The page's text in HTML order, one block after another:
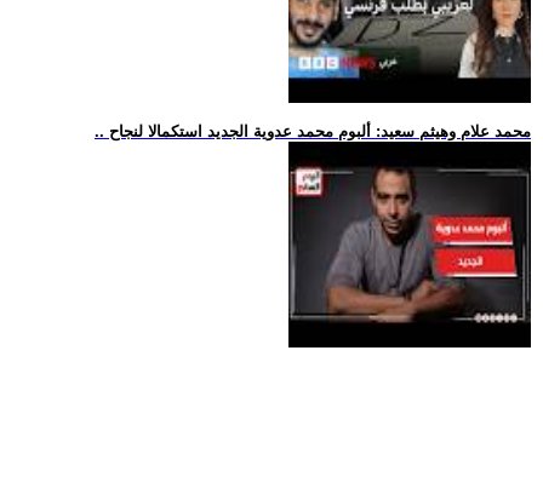
.. محمد علام وهيثم سعيد: ألبوم محمد عدوية الجديد استكمالا لنجاح